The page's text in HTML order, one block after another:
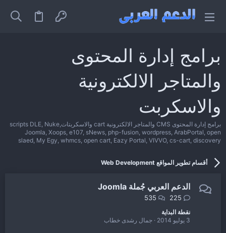
برامج إدارة المحتوى
والمتاجر الالكترونية
والاسكربت
برامج إدارة المحتوى CMS والمتاجر الالكترونية cart والاسكربتاتscripts DLE, Nuke,
Joomla, Xoops, e107, sNews, php-fusion, wordpress, ArabPortal, open
slaed, My Egy, whmcs, open cart, Eazy Portal, VIVVO, cs-cart, discovery
أقسام تطوير المواقع Web Development
الدعم العربي جُملة Joomla
225
535
نقطة البداية
3 يوليو 2014
جمال رشدى خطاب